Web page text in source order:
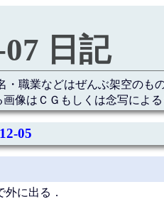
日記
職業などはぜんぶ架空のも
像はＣＧもしくは念写による
05
に出る．